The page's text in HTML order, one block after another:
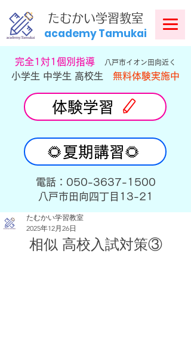
​たむかい学習教室
academy Tamukai
​完全1対1個別指導 八戸市イオン田向近く
小学生 中学生 高校生 無料体験実施中
体験学習
🌻夏期講習🌻
​電話：050-3637-1500
​八戸市田向四丁目13-21
たむかい学習教室
2025年12月26日
相似 高校入試対策③